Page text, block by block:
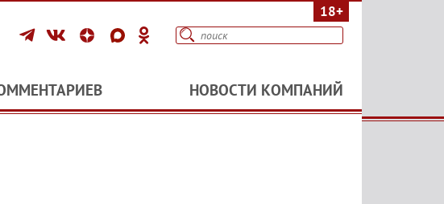
18+
НОВОСТИ КОМПАНИЙ